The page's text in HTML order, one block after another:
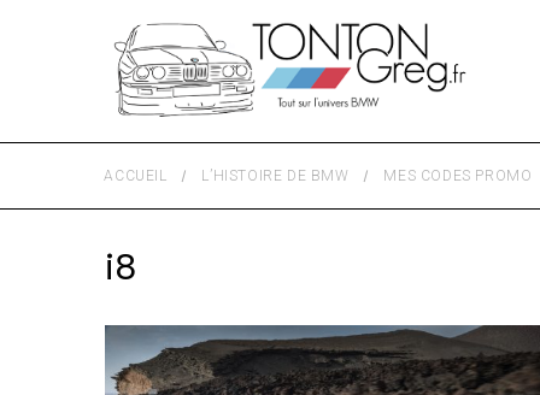
ACCUEIL L’HISTOIRE DE BMW MES CODES PROMO
i8